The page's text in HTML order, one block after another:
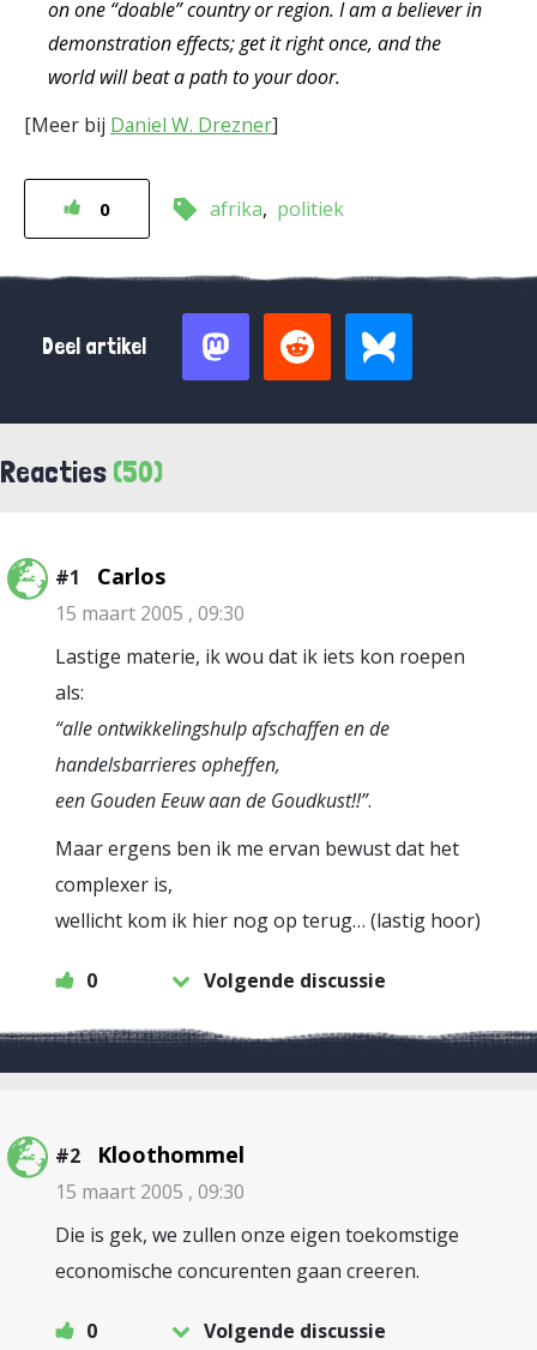
on one “doable” country or region. I am a believer in
demonstration effects; get it right once, and the
world will beat a path to your door.
[Meer bij Daniel W. Drezner]
0 afrika politiek
Deel artikel
Reacties (50)
#1 Carlos
15 maart 2005 , 09:30
Lastige materie, ik wou dat ik iets kon roepen
als:
“alle ontwikkelingshulp afschaffen en de
handelsbarrieres opheffen,
een Gouden Eeuw aan de Goudkust!!”.
Maar ergens ben ik me ervan bewust dat het
complexer is,
wellicht kom ik hier nog op terug… (lastig hoor)
0 Volgende discussie
#2 Kloothommel
15 maart 2005 , 09:30
Die is gek, we zullen onze eigen toekomstige
economische concurenten gaan creeren.
0 Volgende discussie